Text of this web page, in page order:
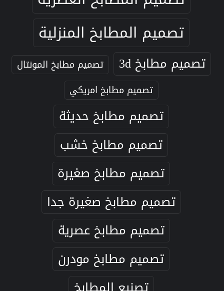
تصميم المطابخ المنزلية
تصميم مطابخ 3d
تصميم مطابخ المونتال
تصميم مطابخ امريكي
تصميم مطابخ حديثة
تصميم مطابخ خشب
تصميم مطابخ صغيرة
تصميم مطابخ صغيرة جدا
تصميم مطابخ عصرية
تصميم مطابخ مودرن